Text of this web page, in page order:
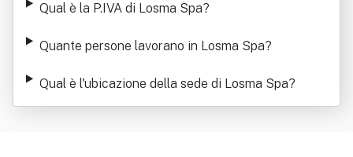
Qual è la P.IVA di Losma Spa?
Quante persone lavorano in Losma Spa?
Qual è l'ubicazione della sede di Losma Spa?